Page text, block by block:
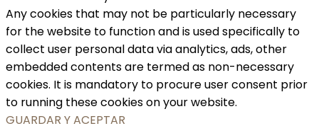
Any cookies that may not be particularly necessary
for the website to function and is used specifically to
collect user personal data via analytics, ads, other
embedded contents are termed as non-necessary
cookies. It is mandatory to procure user consent prior
to running these cookies on your website.
GUARDAR Y ACEPTAR